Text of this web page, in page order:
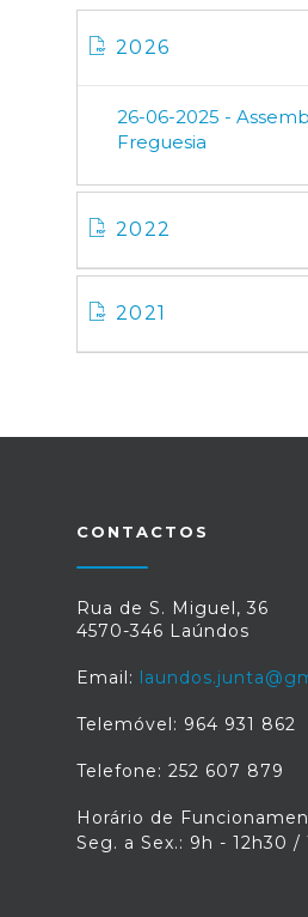
2026
26-06-2025 -
Freguesia
2022
2021
CONTACTOS
Rua de S. Miguel, 36
4570-346 Laúndos
Email:
Telemóvel: 964 931 862
Telefone: 252 607 879
Horário de
Seg. a Sex.: 9h - 12h30 /